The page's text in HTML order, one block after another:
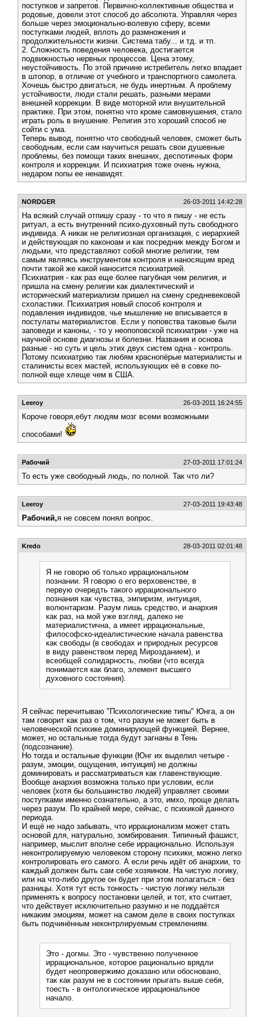
поступков и запретов. Первично-коллективные общества и
родовые, довели этот способ до абсолюта. Управляя через
больше через эмоционально-волевую сферу, всеми
поступками людей, вплоть до размножения и
продолжительности жизни. Система табу... и тд. и тп.
2. Сложность поведения человека, достигается
подвижностью нервных процессов. Цена этому,
неустойчивость. По этой причине истребитель легко впадает
в штопор, в отличие от учебного и транспортного самолета.
Хочешь быстро двигаться, не будь инертным. А проблему
устойчивости, люди стали решать, разными мерами
внешней коррекции. В виде моторной или внушительной
практике. При этом, понятно что кроме самовнушения, стало
играть роль в внушение. Религия это хороший способ не
сойти с ума.
Теперь вывод, понятно что свободный человек, сможет быть
свободным, если сам научиться решать свои душевные
проблемы, без помощи таких внешних, деспотичных форм
контроля и коррекции. И психиатрия тоже очень нужна,
недаром попы ее ненавидят.
NORDGER 26-03-2011 14:42:28
На всякий случай отпишу сразу - то что я пишу - не есть
ритуал, а есть внутренний психо-духовный путь свободного
индивида. А никак не религиозная организация, с иерархией
и действующая по каконоам и как посредник между Богом и
людьми, что представляют собой многие религии, тем
самым являясь инструментом контроля и наносящим вред
почти такой же какой наносится психиатрией.
Психиатрия - как раз еще более пагубная чем религия, и
пришла на смену религии как диалектический и
исторический материализм пришел на смену средневековой
схоластики. Психиатрия новый способ контроля и
подавления индивидов, чье мышление не вписывается в
постулаты материалистов. Если у поповства таковые были
заповеди и каноны, - то у неопоповской психиатрии - уже на
научной основе диагнозы и болезни. Названия и основа
разные - но суть и цель этих двух систем одна - контроль.
Потому психиатрию так любям краснопёрые материалисты и
сталинисты всех мастей, использующих её в совке по-
полной еще хлеще чем в США.
Leeroy 26-03-2011 16:24:55
Короче говоря,ебут людям мозг всеми возможными
способами!
Рабочий 27-03-2011 17:01:24
То есть уже свободный людь, по полной. Так что ли?
Leeroy 27-03-2011 19:43:48
Рабочий,я не совсем понял вопрос.
Kredo 28-03-2011 02:01:48
Я не говорю об только иррациональном
познании. Я говорю о его верховенстве, в
первую очередть такого иррационального
познания как чувства, эмпиризм, интуиция,
волюнтаризм. Разум лишь средство, и анархия
как раз, на мой уже взгляд, далеко не
материалистична, а имеет иррациональные,
философско-идеалистические начала равенства
как свободы (в свободах и природных ресурсов
в виду равенством перед Мирозданием), и
всеобщей солидарность, любви (что всегда
понимается как благо, элемент высшего
духовного состояния).
Я сейчас перечитываю "Психологические типы" Юнга, а он
там говорит как раз о том, что разум не может быть в
человеческой психике доминирующей функцией. Вернее,
может, но остальные тогда будут загнаны в Тень
(подсознание).
Но тогда и остальные функции (Юнг их выделил четыре -
разум, эмоции, ощущения, интуиция) не должны
доминировать и рассматриваться как главенствующие.
Вообще анархия возможна только при условии, если
человек (хотя бы большинство людей) управляет своими
поступками именно сознательно, а это, имхо, проще делать
через разум. По крайней мере, сейчас, с психикой данного
периода.
И ещё не надо забывать, что иррационализм может стать
основой для, натурально, зомбирования. Типичный фашист,
например, мыслит вполне себе иррационально. Используя
неконтролируемую человеком сторону психики, можно легко
контролировать его самого. А если речь идёт об анархии, то
каждый должен быть сам себе хозяином. На чистую логику,
или на что-либо другое он будет при этом полагаться - без
разницы. Хотя тут есть тонкость - чистую логику нельзя
применять к вопросу постановки целей, и тот, кто считает,
что действует исключительно разумно и не поддаётся
никаким эмоциям, может на самом деле в своих поступках
быть подчинённым неконтрлируемым стремлениям.
Это - догмы. Это - чувственно полученное
иррациональное, которое рационально врядли
будет неопровержимо доказано или обосновано,
так как разум не в состоянии прыгать выше себя,
тоесть - в онтологическое иррациональное
начало.